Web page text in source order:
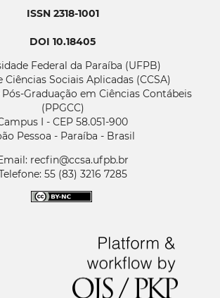
ISSN 2318-1001
DOI 10.18405
Federal da Paraíba (UFPB)
Ciências Sociais Aplicadas (CCSA)
Graduação em Ciências Contábeis
(PPGCC)
I - CEP 58.051-900
Pessoa - Paraíba - Brasil
recfin@ccsa.ufpb.br
55 (83) 3216 7285